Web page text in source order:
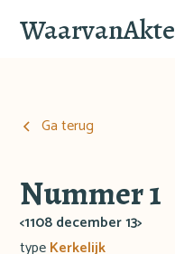
WaarvanAkte
Ga terug
Nummer 1
<1108 december 13>
typeKerkelijk